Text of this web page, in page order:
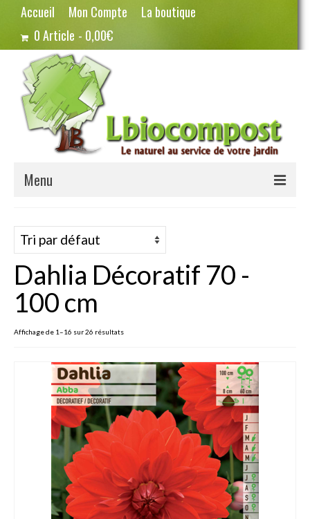
Accueil Mon Compte
La boutique
0 Article
0,00€
Menu
Potager – Graines
Haricots
Pois
Fèves
Oignons – Ail – Echalotte
Graines en Sachets
Aromatiques
Bio
Fraicheurs d’Antan
Potagères
Dahlia Décoratif 70 -
100 cm
Affichage de 1–16 sur 26 résultats